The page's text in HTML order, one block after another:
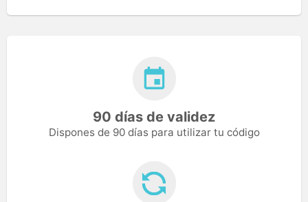
90 días de validez
Dispones de 90 días para utilizar tu código